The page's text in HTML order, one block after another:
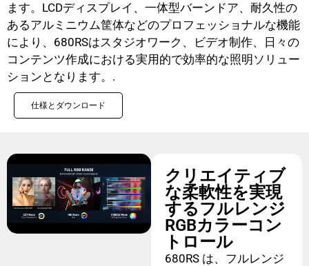
ます。LCDディスプレイ、一体型バーンドア、耐久性の
あるアルミニウム筐体などのプロフェッショナルな機能
により、680RSはスタジオワーク、ビデオ制作、日々の
コンテンツ作成における実用的で効率的な照明ソリュー
ションとなります。.
仕様とダウンロード
クリエイティブ
な柔軟性を実現
するフルレンジ
RGBカラーコン
トロール
680RS は、フルレンジ